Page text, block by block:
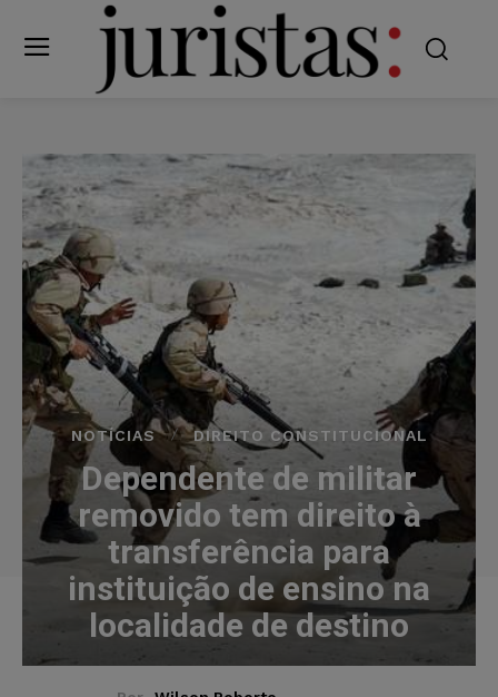
NOTÍCIAS DIREITO CONSTITUCIONAL
Dependente de militar
removido tem direito à
transferência para
instituição de ensino na
localidade de destino